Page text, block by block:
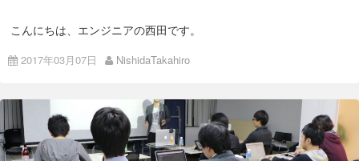
こんにちは、エンジニアの西田です。
子をご報告させていただきます。
今回は私がメインスピーカーとして「Socket.IOをはじめると
きに超大事な3つの秘訣！」LT枠として「Yarn、それはnpm
に代わる新たなnodeパッケージマネージャー」 吉田 将之
（弊社）「Electronについて何か喋ります」saeki（弊社）
のテーマで発表いたしました。 私自身、初めての登壇で、緊張
2017年03月07日 NishidaTakahiro